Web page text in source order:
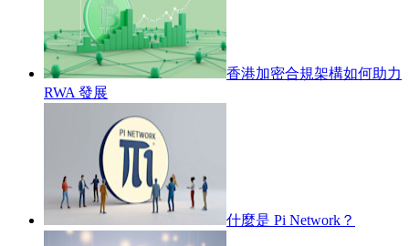
香港加密合規架構如何助力
RWA 發展
什麼是 Pi Network？